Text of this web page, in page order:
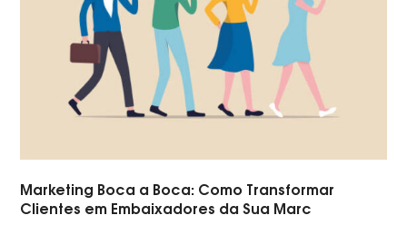
Cliente,
Marketing
Vendas
Marketing Boca a Boca: Como Transformar
Clientes em Embaixadores da Sua Marc